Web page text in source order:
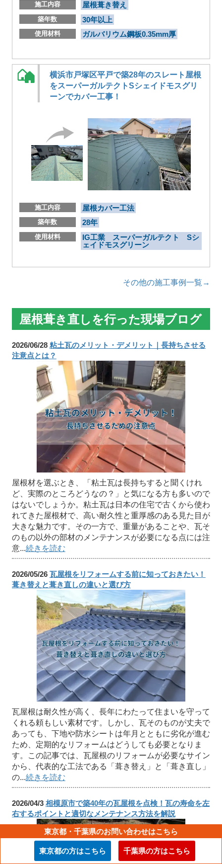
施工内容 屋根葺き替え
築年数 30年以上
使用材料 ガルバリウム鋼板0.35mm厚
横浜市戸塚区平戸で築28年のスレート屋根
をスーパーガルテクトSシェイドモスグリ
ーンでカバー工事！
施工内容 屋根カバー工法
築年数 28年
使用材料
IG工業 スーパーガルテクト Sシ
ェイドモスグリーン
その他の施工事例一覧→
屋根葺き直しを行った現場ブログ
2026/06/28 粘土瓦のメリット・デメリット｜長持ちさせる
注意点とは？
屋根材を選ぶとき、「粘土瓦は長持ちすると聞くけれ
ど、実際のところどうなの？」と気になる方も多いので
はないでしょうか。粘土瓦は日本の住宅で古くから使わ
れてきた屋根材で、高い耐久性と重厚感のある見た目が
大きな魅力です。その一方で、重量があることや、瓦そ
のもの以外の部材のメンテナンスが必要になる点には注
意...続きを読む
2026/05/26 瓦屋根をリフォームする前に知っておきたい！
葺き替えと葺き直しの違いと選び方
瓦屋根は耐久性が高く、長年にわたって住まいを守って
くれる頼もしい素材です。しかし、瓦そのものが丈夫で
あっても、下地や防水シートは年月とともに劣化が進む
ため、定期的なリフォームはどうしても必要となりま
す。この記事では、瓦屋根のリフォームが必要なサイン
から、代表的な工法である「葺き替え」と「葺き直し」
の...続きを読む
2026/04/3 相模原市で築40年の瓦屋根を点検！瓦の寿命を左
右するポイントと適切なメンテナンス方法を解説
東京都・千葉県のお問い合わせはこちら
東京都の方はこちら 千葉県の方はこちら